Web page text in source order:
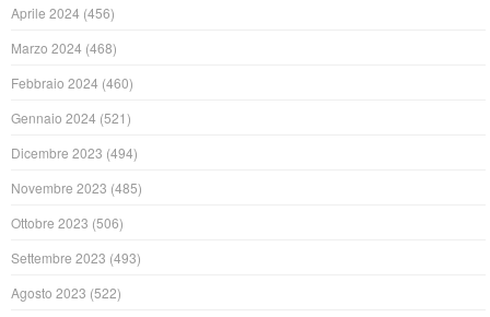
Aprile 2024 (456)
Marzo 2024 (468)
Febbraio 2024 (460)
Gennaio 2024 (521)
Dicembre 2023 (494)
Novembre 2023 (485)
Ottobre 2023 (506)
Settembre 2023 (493)
Agosto 2023 (522)